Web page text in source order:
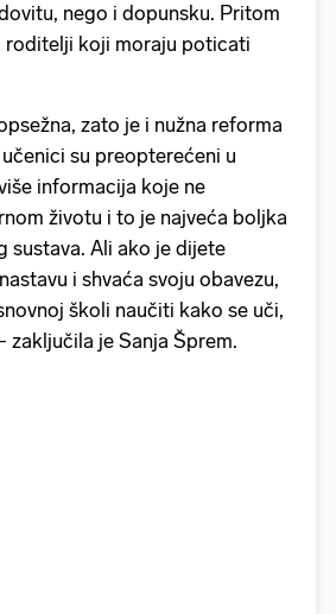
nego i dopunsku. Pritom
roditelji koji moraju poticati
zato je i nužna reforma
su preopterećeni u
informacija koje ne
životu i to je najveća boljka
sustava. Ali ako je dijete
i shvaća svoju obavezu,
školi naučiti kako se uči,
zaključila je Sanja Šprem.